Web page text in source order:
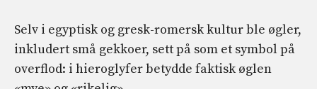
Selv i egyptisk og gresk-romersk kultur ble øgler,
inkludert små gekkoer, sett på som et symbol på
overflod: i hieroglyfer betydde faktisk øglen